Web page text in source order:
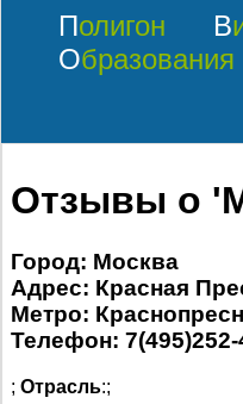
Полигон
Образования
Отзывы о
Город: Москва
Адрес: Красная
Метро:
Телефон: 7(495)252-
; Отрасль:;